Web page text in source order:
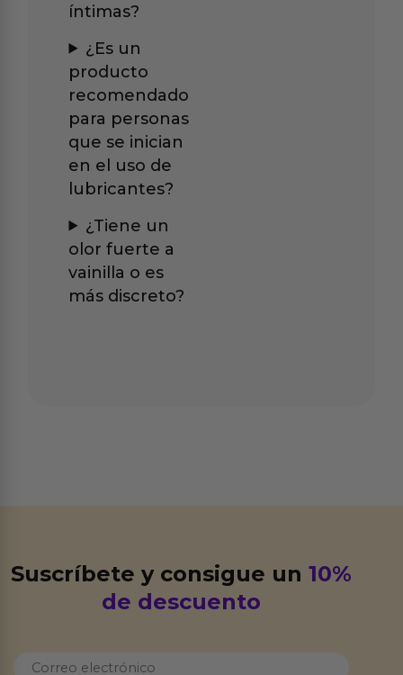
íntimas?
¿Es un
producto
recomendado
para personas
que se inician
en el uso de
lubricantes?
¿Tiene un
olor fuerte a
vainilla o es
más discreto?
Suscríbete y consigue un10%
de descuento